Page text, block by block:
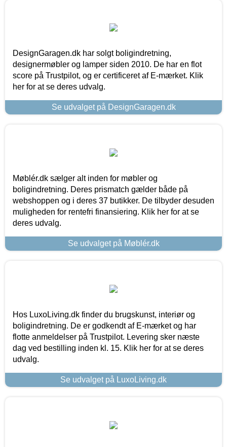
DesignGaragen.dk har solgt boligindretning,
designermøbler og lamper siden 2010. De har en flot
score på Trustpilot, og er certificeret af E-mærket. Klik
her for at se deres udvalg.
Se udvalget på DesignGaragen.dk
Møblér.dk sælger alt inden for møbler og
boligindretning. Deres prismatch gælder både på
webshoppen og i deres 37 butikker. De tilbyder desuden
muligheden for rentefri finansiering. Klik her for at se
deres udvalg.
Se udvalget på Møblér.dk
Hos LuxoLiving.dk finder du brugskunst, interiør og
boligindretning. De er godkendt af E-mærket og har
flotte anmeldelser på Trustpilot. Levering sker næste
dag ved bestilling inden kl. 15. Klik her for at se deres
udvalg.
Se udvalget på LuxoLiving.dk